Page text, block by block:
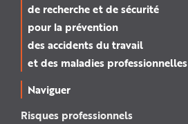
de recherche et de sécurité
pour la prévention
des accidents du travail
et des maladies professionnelles
Naviguer
Risques professionnels